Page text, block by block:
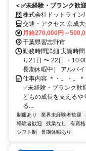
＜✅未経験・ブランク歓
株式会社ドットライン
発達支援) 京成大久保
交通・アクセス 京成
月給270,000円～
千葉県習志野市
勤務時間詳細 実働時
り21日 〜 22日 ・
長期休暇中） アルバ
仕事内容 ＊・。・。
✅未経験・ブランク歓
どもの成長を支えるや
る...
制服あり 業界未経験者歓迎
経験者歓迎
残業なし 有資
シフト制
長期休暇あり